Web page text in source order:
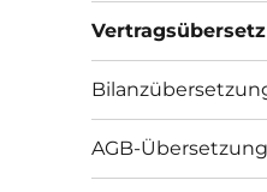
AGB-Übersetzung